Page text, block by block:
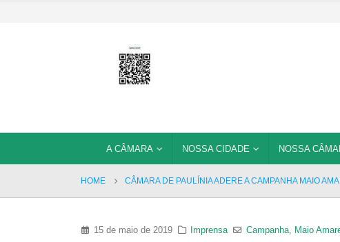
A CÂMARA NOSSA CIDADE NOSSA
HOME CÂMARA DE PAULÍNIA ADERE A CAMPANHA MAIO
15 de maio de 2019 Imprensa Campanha, Maio